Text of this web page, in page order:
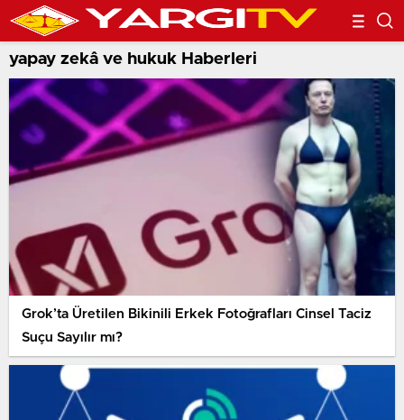
yapay zekâ ve hukuk Haberleri
Grok’ta Üretilen Bikinili Erkek Fotoğrafları Cinsel Taciz
Suçu Sayılır mı?